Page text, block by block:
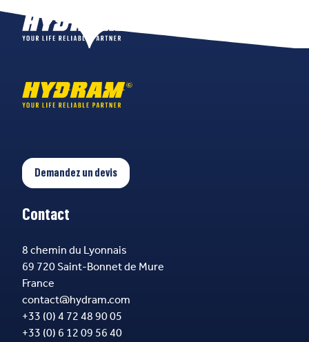
Demandez un devis
Contact
8 chemin du Lyonnais
69 720 Saint-Bonnet de Mure
France
contact@hydram.com
+33 (0) 4 72 48 90 05
+33 (0) 6 12 09 56 40